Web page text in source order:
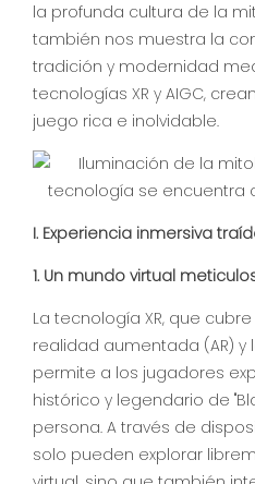
la profunda cultura de la
también nos muestra la
tradición y modernidad
tecnologías XR y AIGC,
juego rica e inolvidable.
I. Experiencia inmersiva
1. Un mundo virtual
La tecnología XR, que
realidad aumentada (AR) y
permite a los jugadores
histórico y legendario de
persona. A través de
solo pueden explorar